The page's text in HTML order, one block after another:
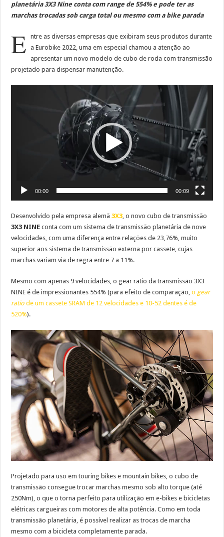
planetária 3X3 Nine conta com range de 554% e pode ter as
marchas trocadas sob carga total ou mesmo com a bike parada
E
ntre as diversas empresas que exibiram seus produtos durante
a Eurobike 2022, uma em especial chamou a atenção ao
apresentar um novo modelo de cubo de roda com transmissão
projetado para dispensar manutenção.
00:00 00:09
Desenvolvido pela empresa alemã3X3, o novo cubo de transmissão
3X3 NINE conta com um sistema de transmissão planetária de nove
velocidades, com uma diferença entre relações de 23,76%, muito
superior aos sistema de transmissão externa por cassete, cujas
marchas variam via de regra entre 7 a 11%.
Mesmo com apenas 9 velocidades, o gear ratio da transmissão 3X3
NINE é de impressionantes 554% (para efeito de comparação,o gear
ratio de um cassete SRAM de 12 velocidades e 10-52 dentes é de
520%).
Projetado para uso em touring bikes e mountain bikes, o cubo de
transmissão consegue trocar marchas mesmo sob alto torque (até
250Nm), o que o torna perfeito para utilização em e-bikes e bicicletas
elétricas cargueiras com motores de alta potência. Como em toda
transmissão planetária, é possível realizar as trocas de marcha
mesmo com a bicicleta completamente parada.